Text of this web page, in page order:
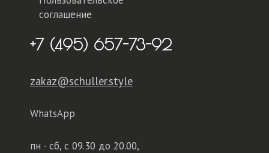
соглашение
+7 (495) 657-73-92
zakaz@schuller.style
WhatsApp
пн - сб, с 09.30 до 20.00,